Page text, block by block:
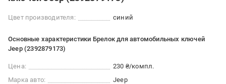
Цвет производителя: синий
Основные характеристики Брелок для автомобильных ключей
Jeep (2392879173)
Цена:
230 ₴/компл.
Марка авто:
Jeep